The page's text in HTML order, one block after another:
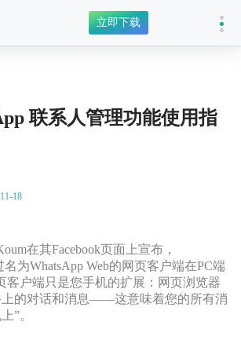
立即下载
联系人管理功能使用指
18
在其Facebook页面上宣布，
名为WhatsApp Web的网页客户端在PC端
客户端只是您手机的扩展：网页浏览器
上的对话和消息——这意味着您的所有消
”。